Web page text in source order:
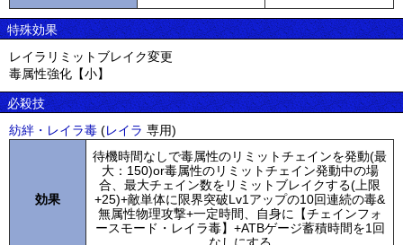
特殊効果
レイラリミットブレイク変更
毒属性強化【小】
必殺技
紡絆・レイラ毒 (レイラ 専用)
効果
待機時間なしで毒属性のリミットチェインを発動(最
大：150)or毒属性のリミットチェイン発動中の場
合、最大チェイン数をリミットブレイクする(上限
+25)+敵単体に限界突破Lv1アップの10回連続の毒&
無属性物理攻撃+一定時間、自身に【チェインフォ
ースモード・レイラ毒】+ATBゲージ蓄積時間を1回